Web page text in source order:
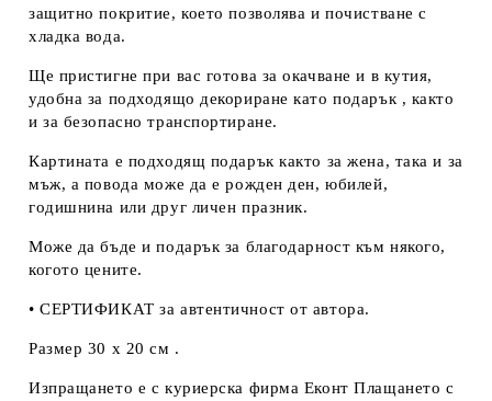
защитно покритие, което позволява и почистване с
хладка вода.
Ще пристигне при вас готова за окачване и в кутия,
удобна за подходящо декориране като подарък , както
и за безопасно транспортиране.
Картината е подходящ подарък както за жена, така и за
мъж, а повода може да е рожден ден, юбилей,
годишнина или друг личен празник.
Може да бъде и подарък за благодарност към някого,
когото цените.
• СЕРТИФИКАТ за автентичност от автора.
Размер 30 х 20 см .
Изпращането е с куриерска фирма Еконт Плащането с